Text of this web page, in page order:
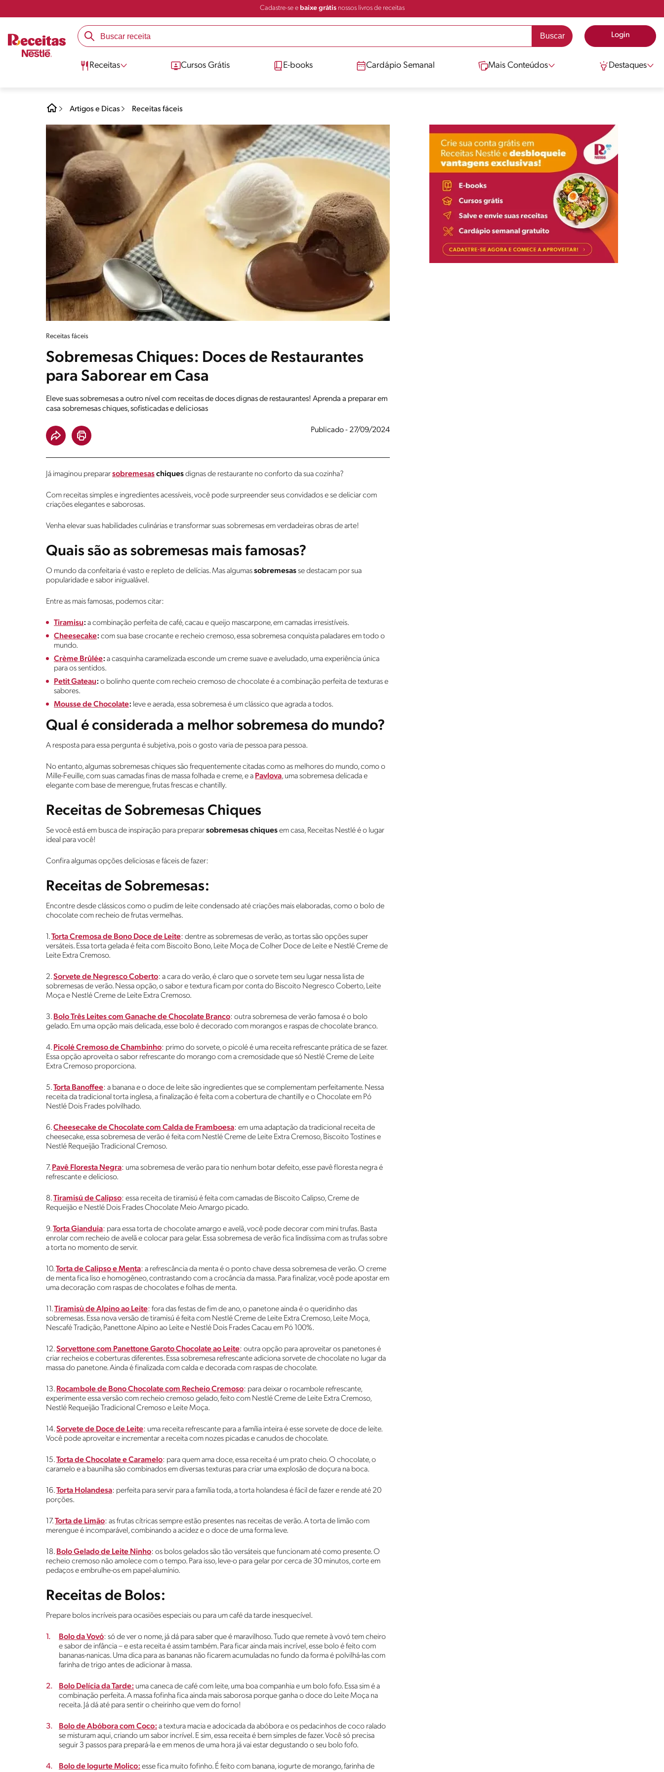
Cadastre-se e baixe grátisnossos livros de receitas
Login
Receitas Cursos Grátis E-books Cardápio Semanal Mais Conteúdos Destaques
Artigos e Dicas Receitas fáceis
Receitas fáceis
Sobremesas Chiques: Doces de Restaurantes
para Saborear em Casa
Eleve suas sobremesas a outro nível com receitas de doces dignas de restaurantes! Aprenda a preparar em
casa sobremesas chiques, sofisticadas e deliciosas
Publicado - 27/09/2024
Já imaginou prepararsobremesaschiquesdignas de restaurante no conforto da sua cozinha?
Com receitas simples e ingredientes acessíveis, você pode surpreender seus convidados e se deliciar com
criações elegantes e saborosas.
Venha elevar suas habilidades culinárias e transformar suas sobremesas em verdadeiras obras de arte!
Quais são as sobremesas mais famosas?
O mundo da confeitaria é vasto e repleto de delícias. Mas algumassobremesasse destacam por sua
popularidade e sabor inigualável.
Entre as mais famosas, podemos citar:
Tiramisu: a combinação perfeita de café, cacau e queijo mascarpone, em camadas irresistíveis.
Cheesecake: com sua base crocante e recheio cremoso, essa sobremesa conquista paladares em todo o
mundo.
Crème Brûlée: a casquinha caramelizada esconde um creme suave e aveludado, uma experiência única
para os sentidos.
Petit Gateau: o bolinho quente com recheio cremoso de chocolate é a combinação perfeita de texturas e
sabores.
Mousse de Chocolate: leve e aerada, essa sobremesa é um clássico que agrada a todos.
Qual é considerada a melhor sobremesa do mundo?
A resposta para essa pergunta é subjetiva, pois o gosto varia de pessoa para pessoa.
No entanto, algumas sobremesas chiques são frequentemente citadas como as melhores do mundo, como o
Mille-Feuille, com suas camadas finas de massa folhada e creme, e a Pavlova, uma sobremesa delicada e
elegante com base de merengue, frutas frescas e chantilly.
Receitas de Sobremesas Chiques
Se você está em busca de inspiração para prepararsobremesas chiquesem casa, Receitas Nestlé é o lugar
ideal para você!
Confira algumas opções deliciosas e fáceis de fazer:
Receitas de Sobremesas:
Encontre desde clássicos como o pudim de leite condensado até criações mais elaboradas, como o bolo de
chocolate com recheio de frutas vermelhas.
1.Torta Cremosa de Bono Doce de Leite: dentre as sobremesas de verão, as tortas são opções super
versáteis. Essa torta gelada é feita com Biscoito Bono, Leite Moça de Colher Doce de Leite e Nestlé Creme de
Leite Extra Cremoso.
2.Sorvete de Negresco Coberto: a cara do verão, é claro que o sorvete tem seu lugar nessa lista de
sobremesas de verão. Nessa opção, o sabor e textura ficam por conta do Biscoito Negresco Coberto, Leite
Moça e Nestlé Creme de Leite Extra Cremoso.
3. Bolo Três Leites com Ganache de Chocolate Branco: outra sobremesa de verão famosa é o bolo
gelado. Em uma opção mais delicada, esse bolo é decorado com morangos e raspas de chocolate branco.
4. Picolé Cremoso de Chambinho: primo do sorvete, o picolé é uma receita refrescante prática de se fazer.
Essa opção aproveita o sabor refrescante do morango com a cremosidade que só Nestlé Creme de Leite
Extra Cremoso proporciona.
5.Torta Banoffee: a banana e o doce de leite são ingredientes que se complementam perfeitamente. Nessa
receita da tradicional torta inglesa, a finalização é feita com a cobertura de chantilly e o Chocolate em Pó
Nestlé Dois Frades polvilhado.
6.Cheesecake de Chocolate com Calda de Framboesa: em uma adaptação da tradicional receita de
cheesecake, essa sobremesa de verão é feita com Nestlé Creme de Leite Extra Cremoso, Biscoito Tostines e
Nestlé Requeijão Tradicional Cremoso.
7. Pavê Floresta Negra: uma sobremesa de verão para tio nenhum botar defeito, esse pavê floresta negra é
refrescante e delicioso.
8.Tiramisú de Calipso: essa receita de tiramisú é feita com camadas de Biscoito Calipso, Creme de
Requeijão e Nestlé Dois Frades Chocolate Meio Amargo picado.
9.Torta Gianduia: para essa torta de chocolate amargo e avelã, você pode decorar com mini trufas. Basta
enrolar com recheio de avelã e colocar para gelar. Essa sobremesa de verão fica lindíssima com as trufas sobre
a torta no momento de servir.
10.Torta de Calipso e Menta: a refrescância da menta é o ponto chave dessa sobremesa de verão. O creme
de menta fica liso e homogêneo, contrastando com a crocância da massa. Para finalizar, você pode apostar em
uma decoração com raspas de chocolates e folhas de menta.
11.Tiramisù de Alpino ao Leite: fora das festas de fim de ano, o panetone ainda é o queridinho das
sobremesas. Essa nova versão de tiramisú é feita com Nestlé Creme de Leite Extra Cremoso, Leite Moça,
Nescafé Tradição, Panettone Alpino ao Leite e Nestlé Dois Frades Cacau em Pó 100%.
12.Sorvettone com Panettone Garoto Chocolate ao Leite: outra opção para aproveitar os panetones é
criar recheios e coberturas diferentes. Essa sobremesa refrescante adiciona sorvete de chocolate no lugar da
massa do panetone. Ainda é finalizada com calda e decorada com raspas de chocolate.
13. Rocambole de Bono Chocolate com Recheio Cremoso: para deixar o rocambole refrescante,
experimente essa versão com recheio cremoso gelado, feito com Nestlé Creme de Leite Extra Cremoso,
Nestlé Requeijão Tradicional Cremoso e Leite Moça.
14.Sorvete de Doce de Leite: uma receita refrescante para a família inteira é esse sorvete de doce de leite.
Você pode aproveitar e incrementar a receita com nozes picadas e canudos de chocolate.
15.Torta de Chocolate e Caramelo: para quem ama doce, essa receita é um prato cheio. O chocolate, o
caramelo e a baunilha são combinados em diversas texturas para criar uma explosão de doçura na boca.
16.Torta Holandesa: perfeita para servir para a família toda, a torta holandesa é fácil de fazer e rende até 20
porções.
17.Torta de Limão: as frutas cítricas sempre estão presentes nas receitas de verão. A torta de limão com
merengue é incomparável, combinando a acidez e o doce de uma forma leve.
18. Bolo Gelado de Leite Ninho: os bolos gelados são tão versáteis que funcionam até como presente. O
recheio cremoso não amolece com o tempo. Para isso, leve-o para gelar por cerca de 30 minutos, corte em
pedaços e embrulhe-os em papel-alumínio.
Receitas de Bolos:
Prepare bolos incríveis para ocasiões especiais ou para um café da tarde inesquecível.
Bolo da Vovó: só de ver o nome, já dá para saber que é maravilhoso. Tudo que remete à vovó tem cheiro
e sabor de infância – e esta receita é assim também. Para ficar ainda mais incrível, esse bolo é feito com
bananas-nanicas. Uma dica para as bananas não ficarem acumuladas no fundo da forma é polvilhá-las com
farinha de trigo antes de adicionar à massa.
Bolo Delícia da Tarde: uma caneca de café com leite, uma boa companhia e um bolo fofo. Essa sim é a
combinação perfeita. A massa fofinha fica ainda mais saborosa porque ganha o doce do Leite Moça na
receita. Já dá até para sentir o cheirinho que vem do forno!
Bolo de Abóbora com Coco: a textura macia e adocicada da abóbora e os pedacinhos de coco ralado
se misturam aqui, criando um sabor incrível. E sim, essa receita é bem simples de fazer. Você só precisa
seguir 3 passos para prepará-la e em menos de uma hora já vai estar degustando o seu bolo fofo.
Bolo de Iogurte Molico: esse fica muito fofinho. É feito com banana, iogurte de morango, farinha de